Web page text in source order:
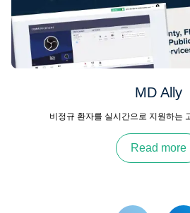
MD Ally
비정규 환자를 실시간으로 지원하는
Read more